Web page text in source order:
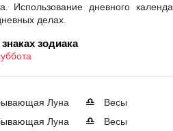
дневного
делах.
зодиака
Луна ♎
Весы
Луна ♎ Весы